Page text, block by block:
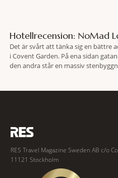
Hotellrecension: NoMad
Det är svårt att tänka sig en bättre
i Covent Garden. På ena sidan
den andra står en massiv
RES Travel Magazine Sweden AB c/o
11121 Stockholm